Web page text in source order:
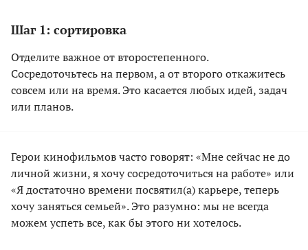
Шаг 1: сортировка
Отделите важное от второстепенного.
Сосредоточьтесь на первом, а от второго откажитесь
совсем или на время. Это касается любых идей, задач
или планов.
Герои кинофильмов часто говорят: «Мне сейчас не до
личной жизни, я хочу сосредоточиться на работе» или
«Я достаточно времени посвятил(а) карьере, теперь
хочу заняться семьей». Это разумно: мы не всегда
можем успеть все, как бы этого ни хотелось.